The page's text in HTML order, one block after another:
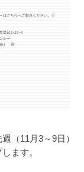
（11月3～9日）
ます。